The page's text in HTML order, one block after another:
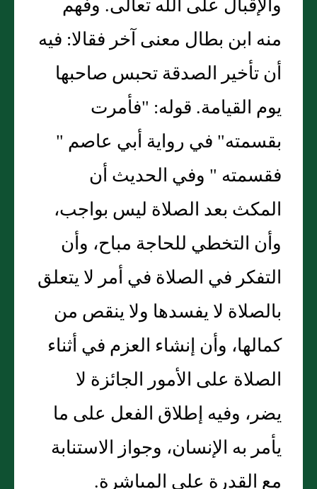
منه ابن بطال معنى آخر فقالا: فيه
أن تأخير الصدقة تحبس صاحبها
يوم القيامة. قوله: "فأمرت
بقسمته" في رواية أبي عاصم "
فقسمته " وفي الحديث أن
المكث بعد الصلاة ليس بواجب،
وأن التخطي للحاجة مباح، وأن
التفكر في الصلاة في أمر لا يتعلق
بالصلاة لا يفسدها ولا ينقص من
كمالها، وأن إنشاء العزم في أثناء
الصلاة على الأمور الجائزة لا
يضر، وفيه إطلاق الفعل على ما
يأمر به الإنسان، وجواز الاستنابة